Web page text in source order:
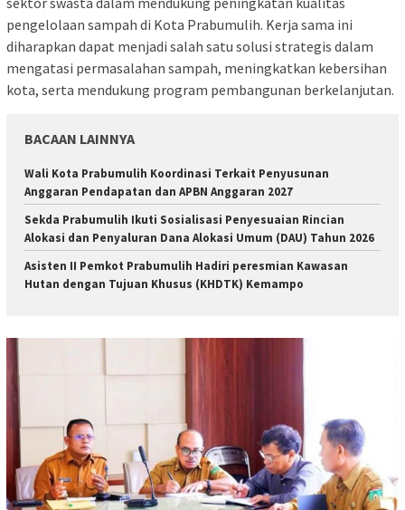
pengelolaan sampah di Kota Prabumulih. Kerja sama ini
diharapkan dapat menjadi salah satu solusi strategis dalam
mengatasi permasalahan sampah, meningkatkan kebersihan
kota, serta mendukung program pembangunan berkelanjutan.
BACAAN LAINNYA
Wali Kota Prabumulih Koordinasi Terkait Penyusunan
Anggaran Pendapatan dan APBN Anggaran 2027
Sekda Prabumulih Ikuti Sosialisasi Penyesuaian Rincian
Alokasi dan Penyaluran Dana Alokasi Umum (DAU) Tahun 2026
Asisten II Pemkot Prabumulih Hadiri peresmian Kawasan
Hutan dengan Tujuan Khusus (KHDTK) Kemampo